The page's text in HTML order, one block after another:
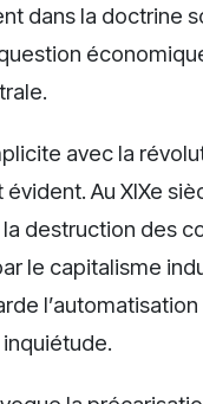
dans la doctrine
avec la
Au XIXe
la destruction des
le capitalisme